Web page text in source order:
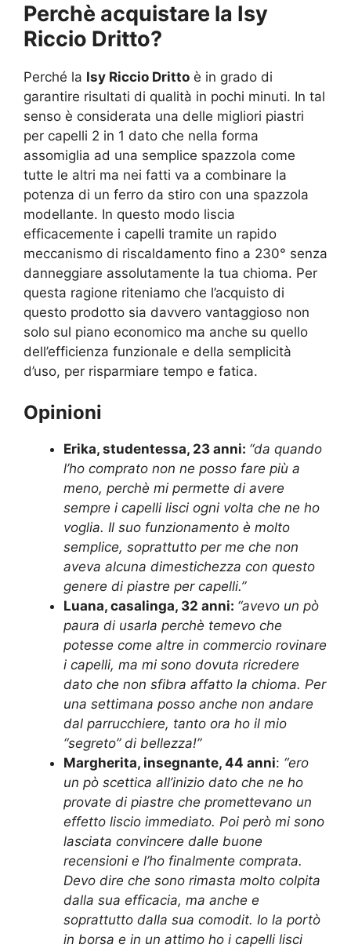
Perchè acquistare la Isy
Riccio Dritto?
Perché la Isy Riccio Dritto è in grado di
garantire risultati di qualità in pochi minuti. In tal
senso è considerata una delle migliori piastri
per capelli 2 in 1 dato che nella forma
assomiglia ad una semplice spazzola come
tutte le altri ma nei fatti va a combinare la
potenza di un ferro da stiro con una spazzola
modellante. In questo modo liscia
efficacemente i capelli tramite un rapido
meccanismo di riscaldamento fino a 230° senza
danneggiare assolutamente la tua chioma. Per
questa ragione riteniamo che l’acquisto di
questo prodotto sia davvero vantaggioso non
solo sul piano economico ma anche su quello
dell’efficienza funzionale e della semplicità
d’uso, per risparmiare tempo e fatica.
Opinioni
Erika, studentessa, 23 anni: “da quando
l’ho comprato non ne posso fare più a
meno, perchè mi permette di avere
sempre i capelli lisci ogni volta che ne ho
voglia. Il suo funzionamento è molto
semplice, soprattutto per me che non
aveva alcuna dimestichezza con questo
genere di piastre per capelli.”
Luana, casalinga, 32 anni: “avevo un pò
paura di usarla perchè temevo che
potesse come altre in commercio rovinare
i capelli, ma mi sono dovuta ricredere
dato che non sfibra affatto la chioma. Per
una settimana posso anche non andare
dal parrucchiere, tanto ora ho il mio
“segreto” di bellezza!”
Margherita, insegnante, 44 anni: “ero
un pò scettica all’inizio dato che ne ho
provate di piastre che promettevano un
effetto liscio immediato. Poi però mi sono
lasciata convincere dalle buone
recensioni e l’ho finalmente comprata.
Devo dire che sono rimasta molto colpita
dalla sua efficacia, ma anche e
soprattutto dalla sua comodit. Io la portò
in borsa e in un attimo ho i capelli lisci